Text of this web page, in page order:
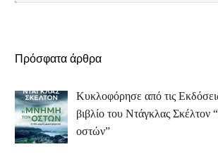
Πρόσφατα άρθρα
Κυκλοφόρησε από τις
βιβλίο του Ντάγκλας
οστών”